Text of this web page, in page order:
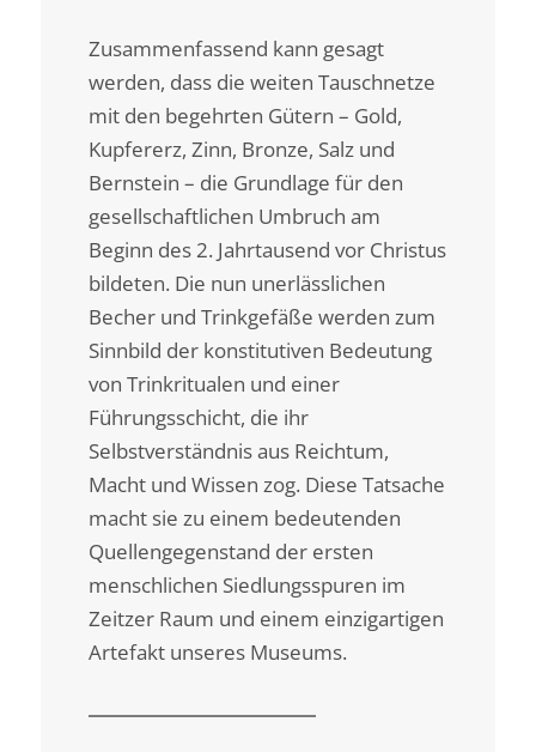
Zusammenfassend kann gesagt
werden, dass die weiten Tauschnetze
mit den begehrten Gütern – Gold,
Kupfererz, Zinn, Bronze, Salz und
Bernstein – die Grundlage für den
gesellschaftlichen Umbruch am
Beginn des 2. Jahrtausend vor Christus
bildeten. Die nun unerlässlichen
Becher und Trinkgefäße werden zum
Sinnbild der konstitutiven Bedeutung
von Trinkritualen und einer
Führungsschicht, die ihr
Selbstverständnis aus Reichtum,
Macht und Wissen zog. Diese Tatsache
macht sie zu einem bedeutenden
Quellengegenstand der ersten
menschlichen Siedlungsspuren im
Zeitzer Raum und einem einzigartigen
Artefakt unseres Museums.